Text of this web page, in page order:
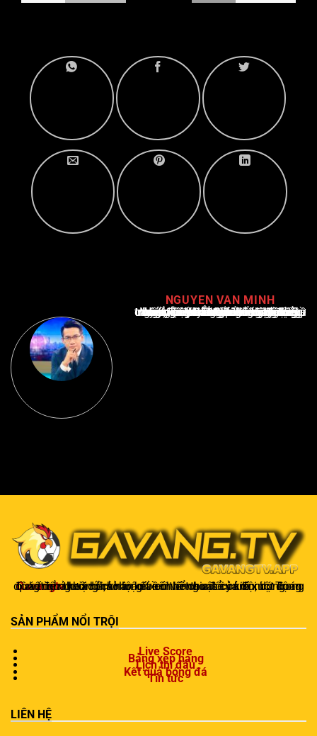
NGUYEN VAN MINH
Nguyễn Văn Minh là một trong những chuyên gia hàng đầu về báo cáo tin tức thể thao tại Việt Nam, với hơn 10 năm hoạt động trong ngành. Ông có kiến thức sâu rộng và kinh nghiệm đáng kể trong việc phân tích và báo cáo về các sự kiện thể thao hàng đầu. Sự hiểu biết sâu sắc của ông về ngành này đã giúp ông xây dựng uy tín và danh tiếng trong cộng đồng báo chí thể thao.
Gavangtv
không chỉ là nơi xem bóng mà còn là một cộng đồng để người hâm mộ kết nối và trao đổi cảm xúc. Trong quá trình theo dõi, khán giả có thể chia sẻ ý kiến, dự đoán kết quả hoặc thảo luận về chiến thuật của đội bóng.
SẢN PHẨM NỔI TRỘI
Live Score
Bảng xếp hạng
Lịch thi đấu
Kết quả bóng đá
Tin tức
LIÊN HỆ